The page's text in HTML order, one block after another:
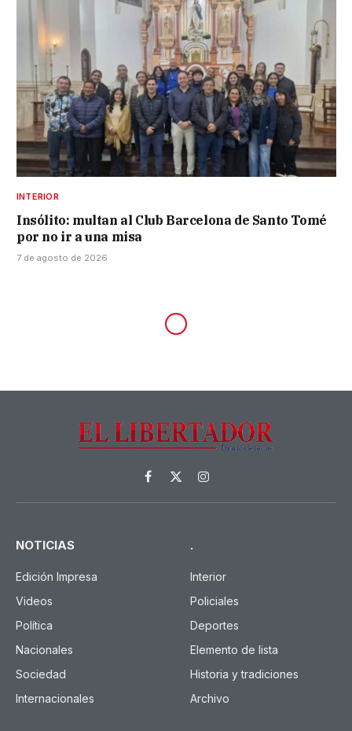
INTERIOR
Insólito: multan al Club Barcelona de Santo Tomé
por no ir a una misa
7 de agosto de 2026
Facebook
X
(Twitter)
Instagram
NOTICIAS
Edición Impresa
Videos
Política
Nacionales
Sociedad
Internacionales
.
Interior
Policiales
Deportes
Elemento de lista
Historia y tradiciones
Archivo